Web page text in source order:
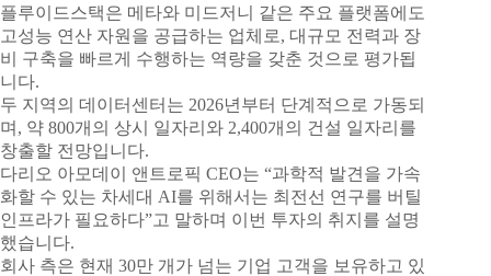
플루이드스택은 메타와 미드저니 같은 주요 플랫폼에도
고성능 연산 자원을 공급하는 업체로, 대규모 전력과 장
비 구축을 빠르게 수행하는 역량을 갖춘 것으로 평가됩
니다.
두 지역의 데이터센터는 2026년부터 단계적으로 가동되
며, 약 800개의 상시 일자리와 2,400개의 건설 일자리를
창출할 전망입니다.
다리오 아모데이 앤트로픽 CEO는 “과학적 발견을 가속
화할 수 있는 차세대 AI를 위해서는 최전선 연구를 버틸
인프라가 필요하다”고 말하며 이번 투자의 취지를 설명
했습니다.
회사 측은 현재 30만 개가 넘는 기업 고객을 보유하고 있